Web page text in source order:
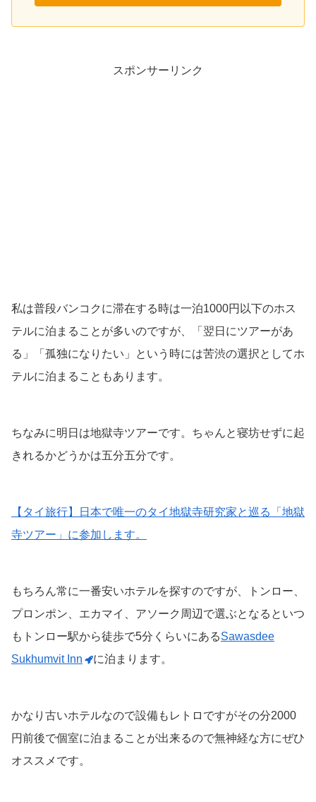
スポンサーリンク
私は普段バンコクに滞在する時は一泊1000円以下のホス
テルに泊まることが多いのですが、「翌日にツアーがあ
る」「孤独になりたい」という時には苦渋の選択としてホ
テルに泊まることもあります。
ちなみに明日は地獄寺ツアーです。ちゃんと寝坊せずに起
きれるかどうかは五分五分です。
【タイ旅行】日本で唯一のタイ地獄寺研究家と巡る「地獄
寺ツアー」に参加します。
もちろん常に一番安いホテルを探すのですが、トンロー、
プロンポン、エカマイ、アソーク周辺で選ぶとなるといつ
もトンロー駅から徒歩で5分くらいにあるSawasdee
Sukhumvit Inn
に泊まります。
かなり古いホテルなので設備もレトロですがその分2000
円前後で個室に泊まることが出来るので無神経な方にぜひ
オススメです。